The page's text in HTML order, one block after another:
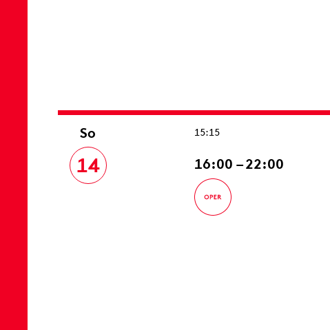
So
14
15:15
16:00 – 22:00